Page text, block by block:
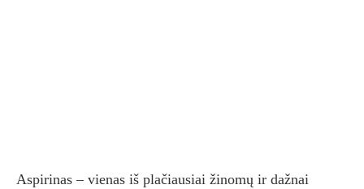
Aspirinas – vienas iš plačiausiai žinomų ir dažnai